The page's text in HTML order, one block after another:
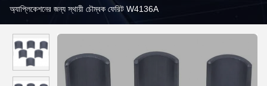
অ্যাপ্লিকেশনের জন্য স্থায়ী চৌম্বক ফেরিট W4136A